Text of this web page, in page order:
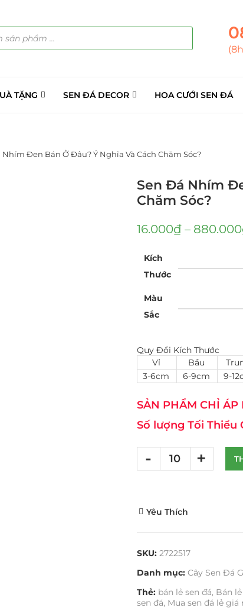
TẶNG SEN ĐÁ DECOR HOA CƯỚI SEN ĐÁ
Nhím Đen Bán Ở Đâu? Ý Nghĩa Và Cách Chăm Sóc?
Sen Đá Nhím
Chăm Sóc?
16.000₫ – 880.000
Kích
Thước
Màu
Sắc
Quy Đổi Kích Thước
Vỉ
Bầu
3-6cm
6-9cm 9-
SẢN PHẨM CHỈ ÁP
Số lượng Tối Thiểu
Yêu Thích
SKU: 2722517
Danh mục: Cây Sen Đá
Thẻ: bán lẻ sen đá, Bán
sen đá, Mua sen đá lẻ giá